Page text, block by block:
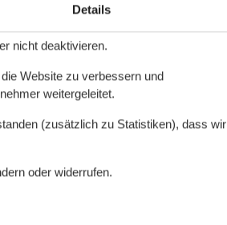
Details
nicht deaktivieren.
Website zu verbessern und
weitergeleitet.
(zusätzlich zu Statistiken), dass wir
oder widerrufen.